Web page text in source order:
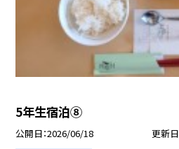
5年生宿泊⑧
公開日 2026/06/18 更新日